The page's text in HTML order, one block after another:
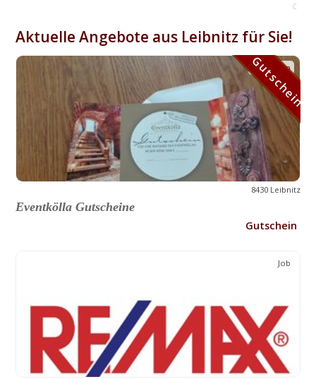
C
Aktuelle Angebote aus Leibnitz für Sie!
Gutschein
8430 Leibnitz
Eventkölla Gutscheine
Gutschein
Gutschein
Job